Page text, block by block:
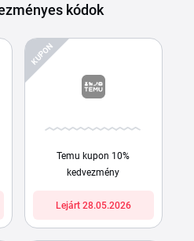
kódok
KUPON
Temu kupon 10%
kedvezmény
Lejárt 28.05.2026